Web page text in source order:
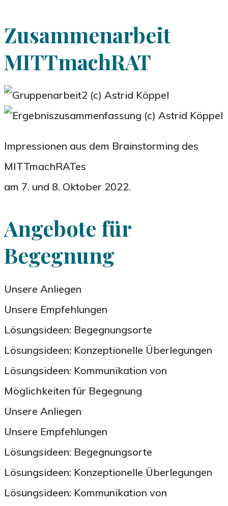
Zusammenarbeit
MITTmachRAT
Impressionen aus dem Brainstorming des
MITTmachRATes
am 7. und 8. Oktober 2022.
Angebote für
Begegnung
Unsere Anliegen
Unsere Empfehlungen
Lösungsideen: Begegnungsorte
Lösungsideen: Konzeptionelle Überlegungen
Lösungsideen: Kommunikation von
Möglichkeiten für Begegnung
Unsere Anliegen
Unsere Empfehlungen
Lösungsideen: Begegnungsorte
Lösungsideen: Konzeptionelle Überlegungen
Lösungsideen: Kommunikation von